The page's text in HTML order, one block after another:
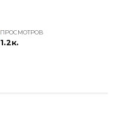
ПРОСМОТРОВ
1.2к.